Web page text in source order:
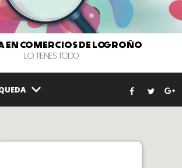
EN COMERCIOS DE LOGROÑO
LO TIENES TODO